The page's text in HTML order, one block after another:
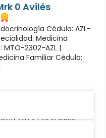
0 Avilés
Cédula: AZL-
Medicina
MTO-2302-AZL |
Familiar Cédula:
VILLA LAS FLORES